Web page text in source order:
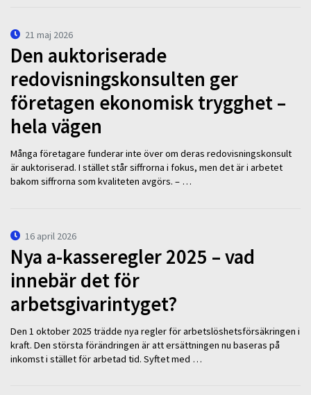
21 maj 2026
Den auktoriserade
redovisningskonsulten ger
företagen ekonomisk trygghet –
hela vägen
Många företagare funderar inte över om deras redovisningskonsult
är auktoriserad. I stället står siffrorna i fokus, men det är i arbetet
bakom siffrorna som kvaliteten avgörs. – …
16 april 2026
Nya a-kasseregler 2025 – vad
innebär det för
arbetsgivarintyget?
Den 1 oktober 2025 trädde nya regler för arbetslöshetsförsäkringen i
kraft. Den största förändringen är att ersättningen nu baseras på
inkomst i stället för arbetad tid. Syftet med …